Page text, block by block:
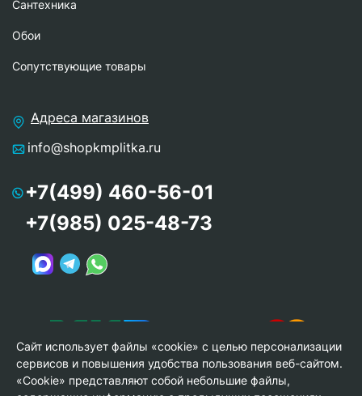
Сантехника
Обои
Сопутствующие товары
Адреса магазинов
info@shopkmplitka.ru
+7(499) 460-56-01
+7(985) 025-48-73
Сайт использует файлы «cookie» с целью персонализации
сервисов и повышения удобства пользования веб-сайтом.
«Cookie» представляют собой небольшие файлы,